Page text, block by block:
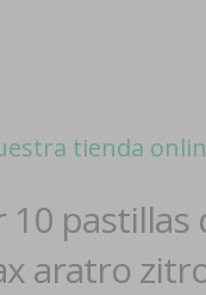
tienda
10 pastillas
aratro